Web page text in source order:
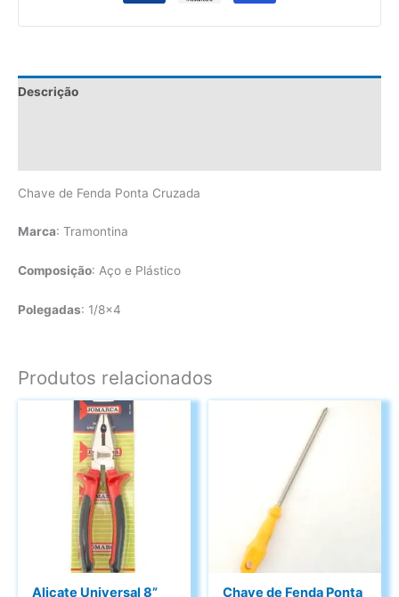
Descrição
Chave de Fenda Ponta Cruzada
Marca: Tramontina
Composição: Aço e Plástico
Polegadas: 1/8×4
Produtos relacionados
Alicate Universal 8” Chave de Fenda Ponta